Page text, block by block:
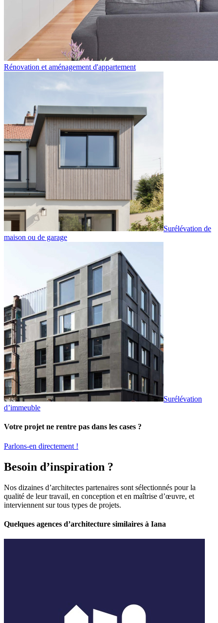
Rénovation et aménagement d'appartement
Surélévation de
maison ou de garage
Surélévation
d’immeuble
Votre projet ne rentre pas dans les cases ?
Parlons-en directement !
Besoin d’inspiration ?
Nos dizaines d’architectes partenaires sont sélectionnés pour la
qualité de leur travail, en conception et en maîtrise d’œuvre, et
interviennent sur tous types de projets.
Quelques agences d’architecture similaires à Iana